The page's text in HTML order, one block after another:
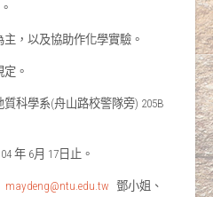
，以及協助作化學實驗。
。
科學系(舟山路校警隊旁) 205B
年 6月 17日止。
maydeng@ntu.edu.tw 鄧小姐、